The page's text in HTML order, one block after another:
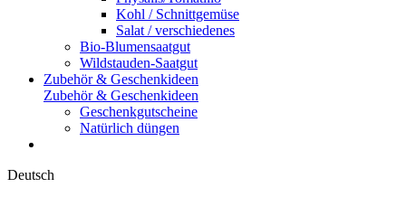
Kohl / Schnittgemüse
Salat / verschiedenes
Bio-Blumensaatgut
Wildstauden-Saatgut
Zubehör & Geschenkideen
Zubehör & Geschenkideen
Geschenkgutscheine
Natürlich düngen
Deutsch